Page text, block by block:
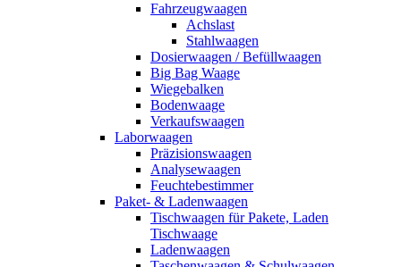
Fahrzeugwaagen
Achslast
Stahlwaagen
Dosierwaagen / Befüllwaagen
Big Bag Waage
Wiegebalken
Bodenwaage
Verkaufswaagen
Laborwaagen
Präzisionswaagen
Analysewaagen
Feuchtebestimmer
Paket- & Ladenwaagen
Tischwaagen für Pakete, Laden
Tischwaage
Ladenwaagen